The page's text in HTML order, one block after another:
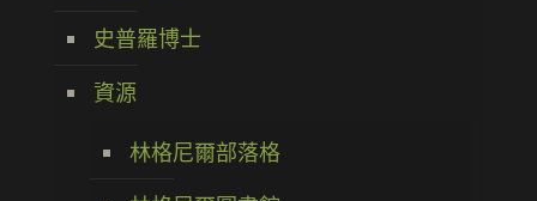
史普羅博士
資源
林格尼爾部落格